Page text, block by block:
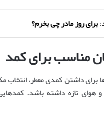
برای روز مادر چی بخرم؟
مناسب برای کمد
برای داشتن کمدی معطر،
هوای تازه داشته باشد.